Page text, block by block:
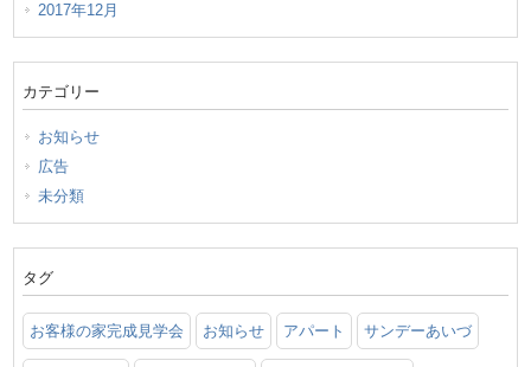
2017年12月
カテゴリー
お知らせ
広告
未分類
タグ
お客様の家完成見学会 お知らせ アパート サンデーあいづ